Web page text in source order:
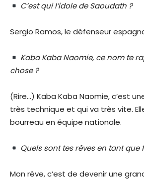
C’est qui l’idole de Saoudath ?
Sergio Ramos, le défenseur
Kaba Kaba Naomie, ce nom te
chose ?
(Rire…) Kaba Kaba Naomie, c’est
très technique et qui va très vite.
bourreau en équipe nationale.
Quels sont tes rêves en tant que
Mon rêve, c’est de devenir une